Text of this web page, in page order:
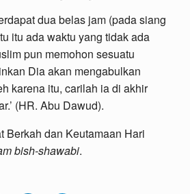
dua belas jam (pada siang
itu ada waktu yang tidak ada
pun memohon sesuatu
Dia akan mengabulkan
karena itu, carilah ia di akhir
(HR. Abu Dawud).
Berkah dan Keutamaan Hari
bish-shawabi.